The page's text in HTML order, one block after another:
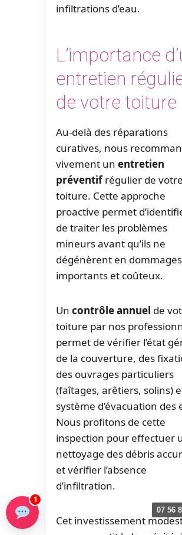
infiltrations d’eau.
L’importance
entretien
de votre toiture
Au-delà des réparations
curatives, nous
vivement un entretien
préventifrégulier de votre
toiture. Cette approche
proactive permet
de traiter les problèmes
mineurs avant qu’ils ne
dégénèrent en dommages
importants et coûteux.
Un contrôle annuel de
toiture par nos
permet de vérifier l’état
de la couverture, des
des ouvrages particuliers
(faîtages, arêtiers, solins)
système d’évacuation des
Nous profitons de cette
inspection pour effectuer
nettoyage des débris
et vérifier l’absence
d’infiltration.
Cet investissement
07 56
1